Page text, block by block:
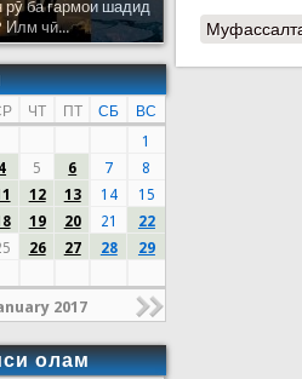
рӯ ба гармои шадид
Илм чӣ...
ЧТ ПТ СБ
ВС
1
4 5 6 7
8
12 13 14
15
19 20 21
22
26 27 28
29
2017
олам